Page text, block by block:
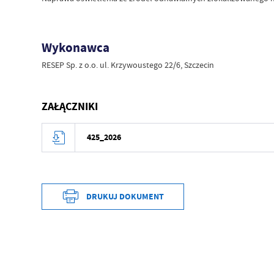
Wykonawca
RESEP Sp. z o.o. ul. Krzywoustego 22/6, Szczecin
ZAŁĄCZNIKI
425_2026
DRUKUJ DOKUMENT